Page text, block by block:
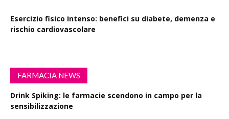
Esercizio fisico intenso: benefici su diabete, demenza e
rischio cardiovascolare
FARMACIA NEWS
Drink Spiking: le farmacie scendono in campo per la
sensibilizzazione